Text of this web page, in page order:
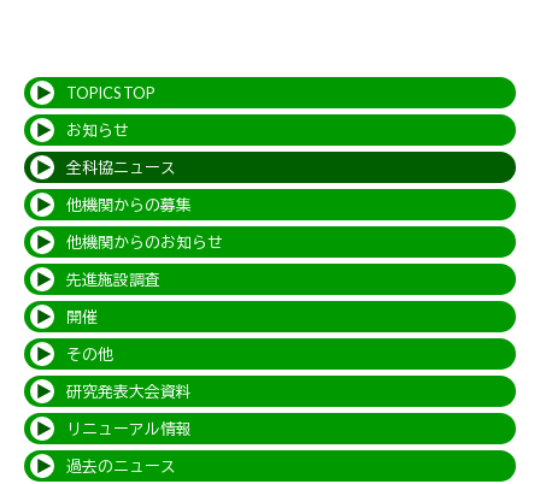
TOPICS TOP
お知らせ
全科協ニュース
他機関からの募集
他機関からのお知らせ
先進施設調査
開催
その他
研究発表大会資料
リニューアル情報
過去のニュース